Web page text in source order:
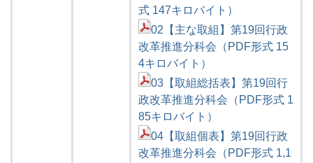
式 147キロバイト）
02【主な取組】第19回行政
改革推進分科会（PDF形式 15
4キロバイト）
03【取組総括表】第19回行
政改革推進分科会（PDF形式 1
85キロバイト）
04【取組個表】第19回行政
改革推進分科会（PDF形式 1,1